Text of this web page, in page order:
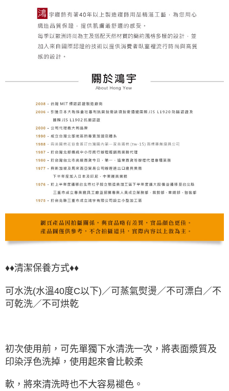
♦♦清潔保養方式♦♦
可水洗(水溫40度C以下)／可蒸氣熨燙／不可漂白／不
可乾洗／不可烘乾
初次使用前，可先單獨下水清洗一次，將表面漿質及
印染浮色洗掉，使用起來會比較柔
軟，將來清洗時也不大容易褪色。